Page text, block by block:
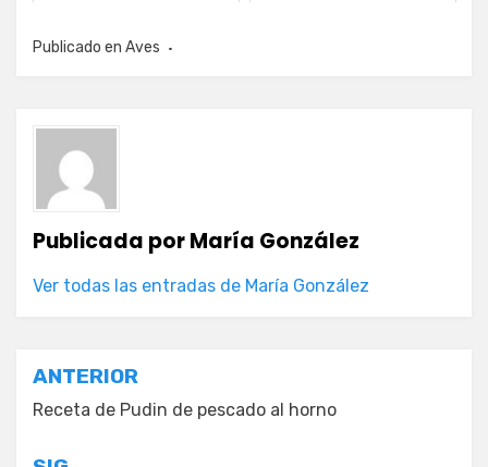
Publicado en Aves
Publicada porMaría González
Ver todas las entradas de María González
Navegación
de
entradas
ANTERIOR
Receta de Pudin de pescado al horno